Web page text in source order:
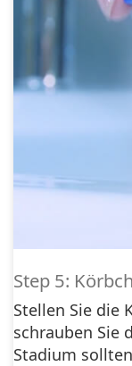
Step 5:
Stellen Sie die
schrauben Sie
Stadium